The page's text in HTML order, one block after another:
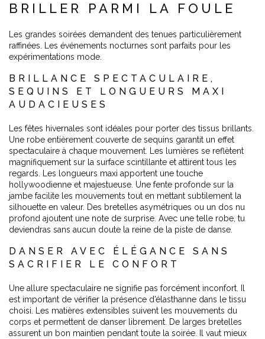
BRILLER PARMI LA FOULE
Les grandes soirées demandent des tenues particulièrement
raffinées. Les événements nocturnes sont parfaits pour les
expérimentations mode.
BRILLANCE SPECTACULAIRE,
SEQUINS ET LONGUEURS MAXI
AUDACIEUSES
Les fêtes hivernales sont idéales pour porter des tissus brillants.
Une robe entièrement couverte de sequins garantit un effet
spectaculaire à chaque mouvement. Les lumières se reflètent
magnifiquement sur la surface scintillante et attirent tous les
regards. Les longueurs maxi apportent une touche
hollywoodienne et majestueuse. Une fente profonde sur la
jambe facilite les mouvements tout en mettant subtilement la
silhouette en valeur. Des bretelles asymétriques ou un dos nu
profond ajoutent une note de surprise. Avec une telle robe, tu
deviendras sans aucun doute la reine de la piste de danse.
DANSER AVEC ÉLÉGANCE SANS
SACRIFIER LE CONFORT
Une allure spectaculaire ne signifie pas forcément inconfort. Il
est important de vérifier la présence d’élasthanne dans le tissu
choisi. Les matières extensibles suivent les mouvements du
corps et permettent de danser librement. De larges bretelles
assurent un bon maintien pendant toute la soirée. Il vaut mieux